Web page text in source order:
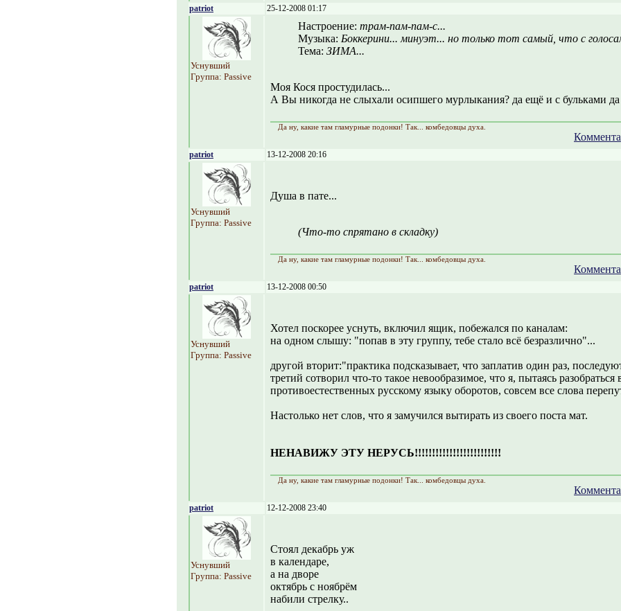
patriot 25-12-2008 01:17
Уснувший
Группа: Passive
Настроение: трам-пам-пам-с...
Музыка: Боккерини... минуэт... но только тот самый, что с
Тема: ЗИМА...
Моя Кося простудилась...
А Вы никогда не слыхали осипшего мурлыкания? да ещё и с бульками да
Да ну, какие там гламурные подонки! Так... комбедовцы духа.
patriot 13-12-2008 20:16
Уснувший
Группа: Passive
Душа в пате...
(Что-то спрятано в складку)
Да ну, какие там гламурные подонки! Так... комбедовцы духа.
patriot 13-12-2008 00:50
Уснувший
Группа: Passive
Хотел поскорее уснуть, включил ящик, побежался по каналам:
на одном слышу: "попав в эту группу, тебе стало всё безразлично"...
другой вторит:"практика подсказывает, что заплатив один раз,
третий сотворил что-то такое невообразимое, что я, пытаясь разобраться
противоестественных русскому языку оборотов, совсем все слова
Настолько нет слов, что я замучился вытирать из своего поста мат.
НЕНАВИЖУ ЭТУ НЕРУСЬ!!!!!!!!!!!!!!!!!!!!!!!!!
Да ну, какие там гламурные подонки! Так... комбедовцы духа.
patriot 12-12-2008 23:40
Уснувший
Группа: Passive
Стоял декабрь уж
в календаре,
а на дворе
октябрь с ноябрём
набили стрелку..